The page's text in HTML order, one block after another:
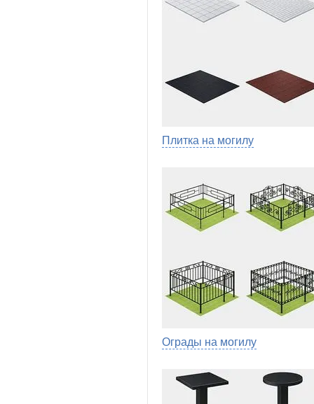
Плитка на могилу
Ограды на могилу